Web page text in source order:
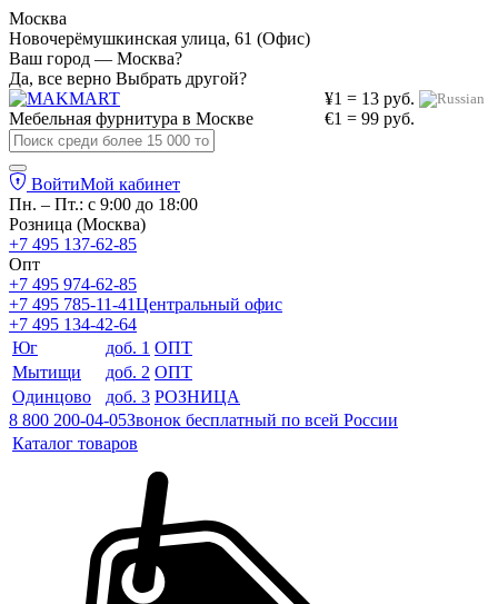
Москва
Новочерёмушкинская улица, 61 (Офис)
Ваш город — Москва?
Да, все верно Выбрать другой?
¥1 = 13 руб.
€1 = 99 руб.
Мебельная фурнитура в Москве
ВойтиМой кабинет
Пн. – Пт.: с 9:00 до 18:00
Розница (Москва)
+7 495 137-62-85
Опт
+7 495 974-62-85
+7 495 785-11-41Центральный офис
+7 495 134-42-64
Юг
доб. 1 ОПТ
Мытищи
доб. 2 ОПТ
Одинцово
доб. 3 РОЗНИЦА
8 800 200-04-05Звонок бесплатный по всей России
Каталог товаров